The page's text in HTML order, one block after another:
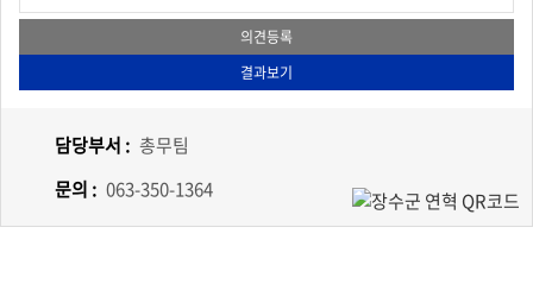
담당부서 : 총무팀
문의 : 063-350-1364